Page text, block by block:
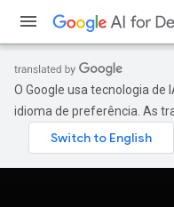
O Google usa tecnologia de
idioma de preferência. As